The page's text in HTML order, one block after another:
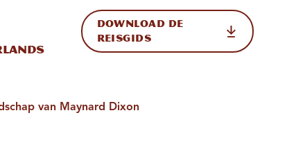
site
weergave in-/uitschakelen
DOWNLOAD DE
REISGIDS
van Maynard Dixon